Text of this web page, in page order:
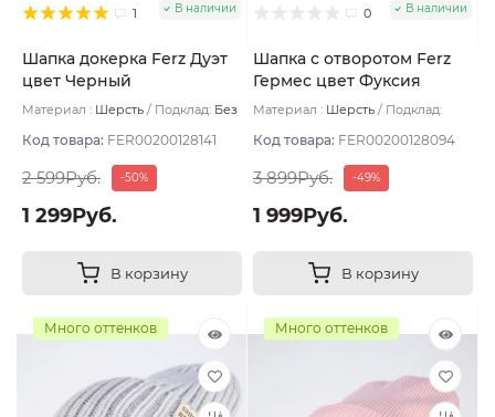
1 В наличии
Шапка докерка Ferz Дуэт
цвет Черный
Материал : Шерсть Подклад: Без
Код товара: FER00200128141
2 599Руб. -50%
1 299Руб.
В корзину
0 В наличии
Шапка с отворотом Ferz
Гермес цвет Фуксия
Материал : Шерсть
Подклад:
Код товара: FER00200128094
3 899Руб. -49%
1 999Руб.
В корзину
Много оттенков Много оттенков